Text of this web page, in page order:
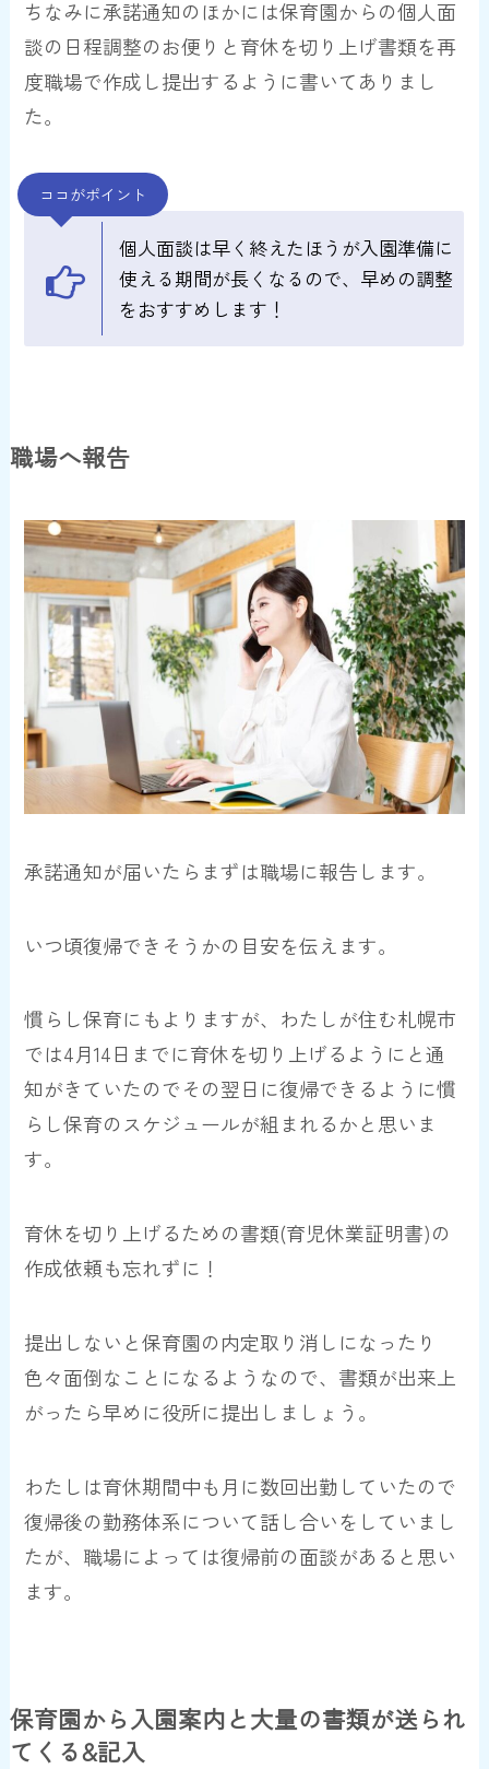
ちなみに承諾通知のほかには保育園からの個人面
談の日程調整のお便りと育休を切り上げ書類を再
度職場で作成し提出するように書いてありまし
た。
ココがポイント
個人面談は早く終えたほうが入園準備に
使える期間が長くなるので、早めの調整
をおすすめします！
職場へ報告
承諾通知が届いたらまずは職場に報告します。
いつ頃復帰できそうかの目安を伝えます。
慣らし保育にもよりますが、わたしが住む札幌市
では4月14日までに育休を切り上げるようにと通
知がきていたのでその翌日に復帰できるように慣
らし保育のスケジュールが組まれるかと思いま
す。
育休を切り上げるための書類(育児休業証明書)の
作成依頼も忘れずに！
提出しないと保育園の内定取り消しになったり
色々面倒なことになるようなので、書類が出来上
がったら早めに役所に提出しましょう。
わたしは育休期間中も月に数回出勤していたので
復帰後の勤務体系について話し合いをしていまし
たが、職場によっては復帰前の面談があると思い
ます。
保育園から入園案内と大量の書類が送られ
てくる&記入